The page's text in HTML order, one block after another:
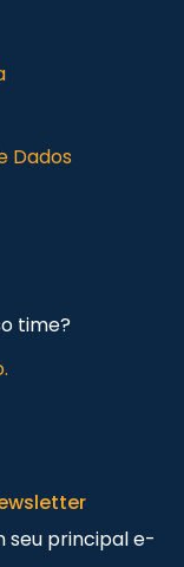
Dados
time?
seu principal e-